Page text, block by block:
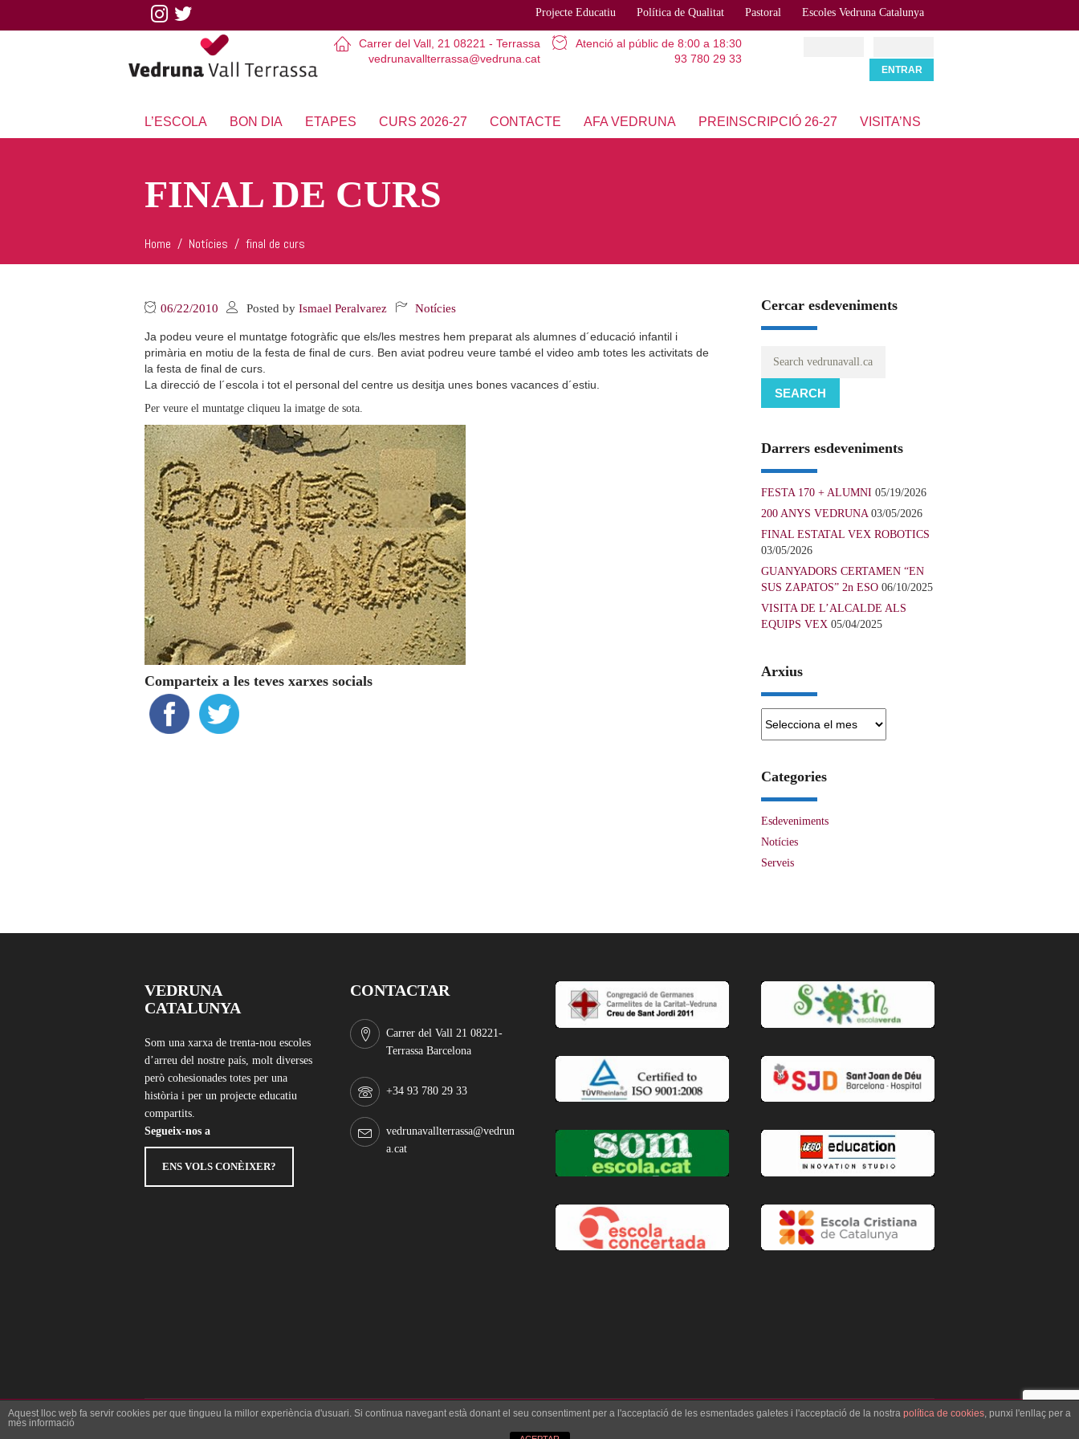
Projecte Educatiu Política de Qualitat Pastoral Escoles Vedruna Catalunya
Carrer del Vall, 21 08221 - Terrassa
vedrunavallterrassa@vedruna.cat
Atenció al públic de 8:00 a 18:30
93 780 29 33
L’ESCOLA BON DIA ETAPES CURS 2026-27 CONTACTE AFA VEDRUNA PREINSCRIPCIÓ 26-27 VISITA’NS
FINAL DE CURS
Home Notícies final de curs
06/22/2010 Posted by Ismael Peralvarez Notícies
Ja podeu veure el muntatge fotogràfic que els/les mestres hem preparat als alumnes d´educació infantil i
primària en motiu de la festa de final de curs. Ben aviat podreu veure també el video amb totes les activitats de
la festa de final de curs.
La direcció de l´escola i tot el personal del centre us desitja unes bones vacances d´estiu.
Per veure el muntatge cliqueu la imatge de sota.
Comparteix a les teves xarxes socials
Cercar esdeveniments
SEARCH
Darrers esdeveniments
FESTA 170 + ALUMNI 05/19/2026
200 ANYS VEDRUNA 03/05/2026
FINAL ESTATAL VEX ROBOTICS
03/05/2026
GUANYADORS CERTAMEN “EN
SUS ZAPATOS” 2n ESO 06/10/2025
VISITA DE L’ALCALDE ALS
EQUIPS VEX 05/04/2025
Arxius
Categories
Esdeveniments
Notícies
Serveis
VEDRUNA
CATALUNYA
Som una xarxa de trenta-nou escoles
d’arreu del nostre país, molt diverses
però cohesionades totes per una
història i per un projecte educatiu
compartits.
Segueix-nos a
ENS VOLS CONÈIXER?
CONTACTAR
Carrer del Vall 21 08221-
Terrassa Barcelona
+34 93 780 29 33
vedrunavallterrassa@vedrun
a.cat
Aquest lloc web fa servir cookies per que tingueu la millor experiència d'usuari. Si continua navegant està donant el seu consentiment per a l'acceptació de les esmentades galetes i l'acceptació de la nostra política de cookies, punxi l'enllaç per a
més informació